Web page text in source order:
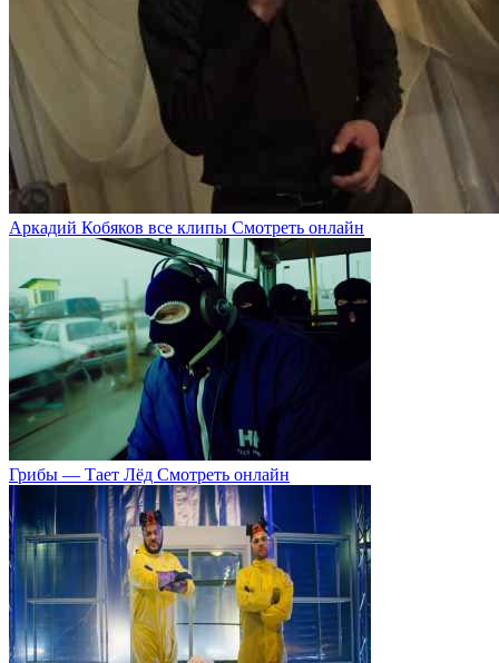
Аркадий Кобяков все клипы Смотреть онлайн
Грибы — Тает Лёд Смотреть онлайн